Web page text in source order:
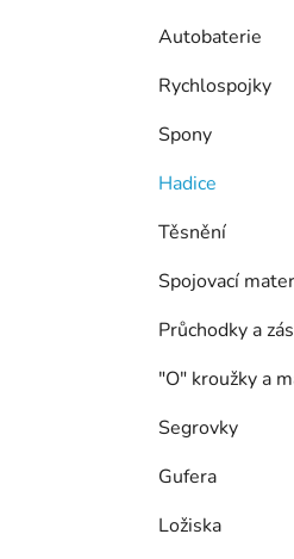
Autobaterie
Rychlospojky
Spony
Hadice
Těsnění
Spojovací
Průchodky a
"O" kroužky a
Segrovky
Gufera
Ložiska